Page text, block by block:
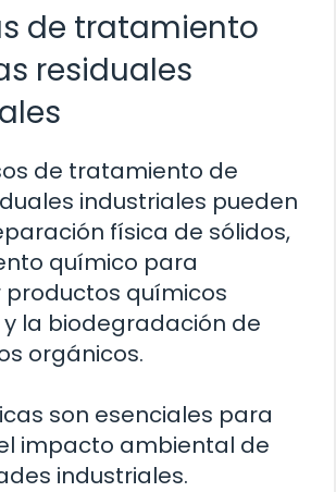
de tratamiento
residuales
de tratamiento de
industriales pueden
física de sólidos,
químico para
productos químicos
la biodegradación de
orgánicos.
son esenciales para
impacto ambiental de
industriales.